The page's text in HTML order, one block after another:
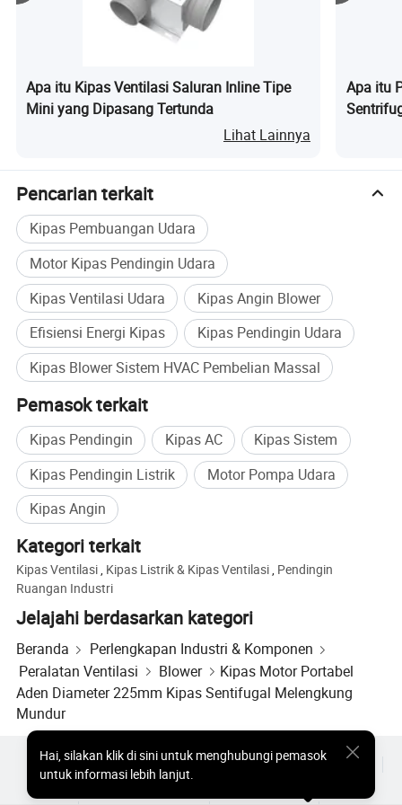
Apa itu Kipas Ventilasi Saluran Inline Tipe
Mini yang Dipasang Tertunda
Lihat Lainnya
Apa itu
Pencarian terkait
Kipas Pembuangan Udara
Motor Kipas Pendingin Udara
Kipas Ventilasi Udara
Kipas Angin Blower
Efisiensi Energi Kipas
Kipas Pendingin Udara
Kipas Blower Sistem HVAC Pembelian Massal
Pemasok terkait
Kipas Pendingin Kipas AC
Kipas Sistem
Kipas Pendingin Listrik
Motor Pompa Udara
Kipas Angin
Kategori terkait
Kipas Ventilasi Kipas Listrik & Kipas Ventilasi Pendingin
Ruangan Industri
Jelajahi berdasarkan kategori
Beranda
Perlengkapan Industri & Komponen
Peralatan Ventilasi
Blower
Kipas Motor Portabel
Aden Diameter 225mm Kipas Sentifugal Melengkung
Mundur
Hai,silakan klik di sini untuk menghubungi pemasok
untuk informasi lebih lanjut.
Produk Populer Harga Produk Panas
Produk Panas Grosir
Pembeli bintang